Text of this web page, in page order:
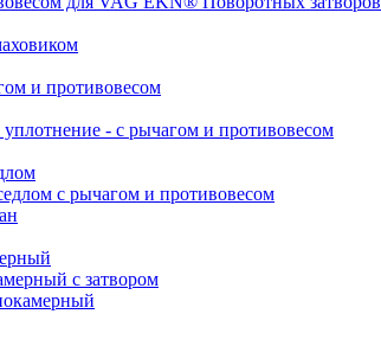
и противовесом
- с рычагом и противовесом
с рычагом и противовесом
с затвором